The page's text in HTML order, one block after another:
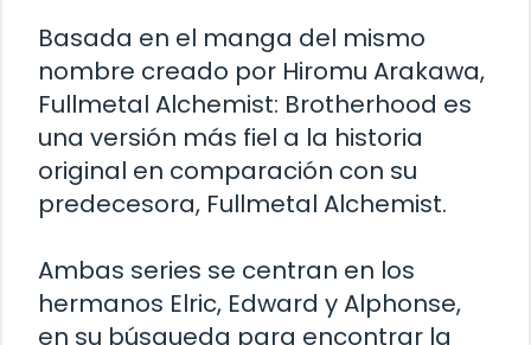
Basada en el manga del mismo
nombre creado por Hiromu Arakawa,
Fullmetal Alchemist: Brotherhood es
una versión más fiel a la historia
original en comparación con su
predecesora, Fullmetal Alchemist.
Ambas series se centran en los
hermanos Elric, Edward y Alphonse,
en su búsqueda para encontrar la